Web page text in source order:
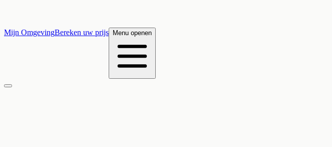
Mijn OmgevingBereken uw prijs Menu openen